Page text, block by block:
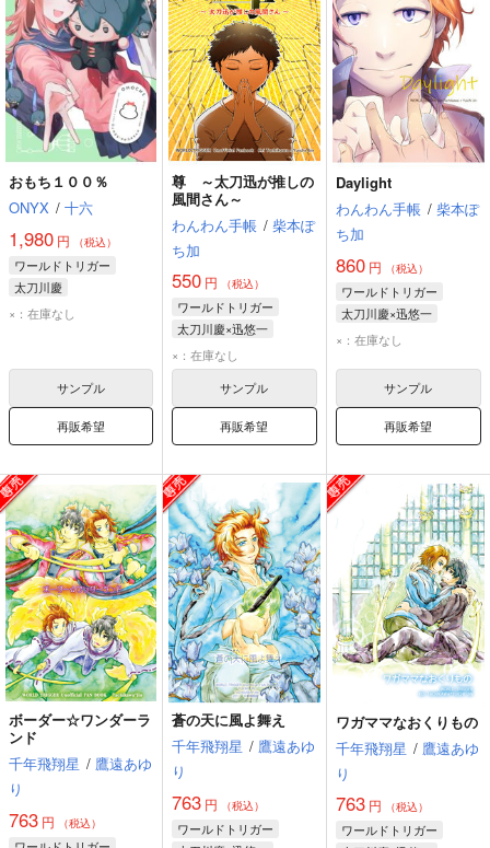
おもち１００％
ONYX / 十六
1,980 円 （税込）
ワールドトリガー
太刀川慶
×：在庫なし
サンプル
再販希望
尊 ～太刀迅が推しの
風間さん～
わんわん手帳 / 柴本ぽ
ち加
550 円 （税込）
ワールドトリガー
太刀川慶×迅悠一
太刀川慶
風間蒼也
×：在庫なし
サンプル
再販希望
Daylight
わんわん手帳 / 柴本ぽ
ち加
860円 （税込）
ワールドトリガー
太刀川慶×迅悠一
太刀川慶
×：在庫なし
サンプル
再販希望
ボーダー☆ワンダーラ
ンド
千年飛翔星 / 鷹遠あゆ
り
763 円 （税込）
蒼の天に風よ舞え
千年飛翔星 / 鷹遠あゆ
り
763 円 （税込）
ワールドトリガー
ワガママなおくりもの
千年飛翔星 / 鷹遠あゆ
り
763円 （税込）
ワールドトリガー